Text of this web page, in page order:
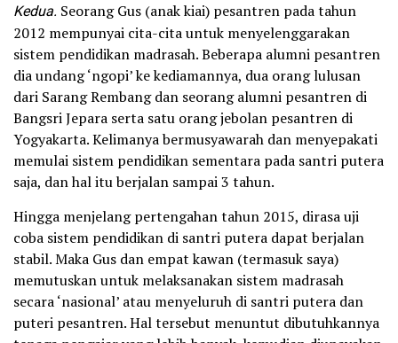
Kedua. Seorang Gus (anak kiai) pesantren pada tahun
2012 mempunyai cita-cita untuk menyelenggarakan
sistem pendidikan madrasah. Beberapa alumni pesantren
dia undang ‘ngopi’ ke kediamannya, dua orang lulusan
dari Sarang Rembang dan seorang alumni pesantren di
Bangsri Jepara serta satu orang jebolan pesantren di
Yogyakarta. Kelimanya bermusyawarah dan menyepakati
memulai sistem pendidikan sementara pada santri putera
saja, dan hal itu berjalan sampai 3 tahun.
Hingga menjelang pertengahan tahun 2015, dirasa uji
coba sistem pendidikan di santri putera dapat berjalan
stabil. Maka Gus dan empat kawan (termasuk saya)
memutuskan untuk melaksanakan sistem madrasah
secara ‘nasional’ atau menyeluruh di santri putera dan
puteri pesantren. Hal tersebut menuntut dibutuhkannya